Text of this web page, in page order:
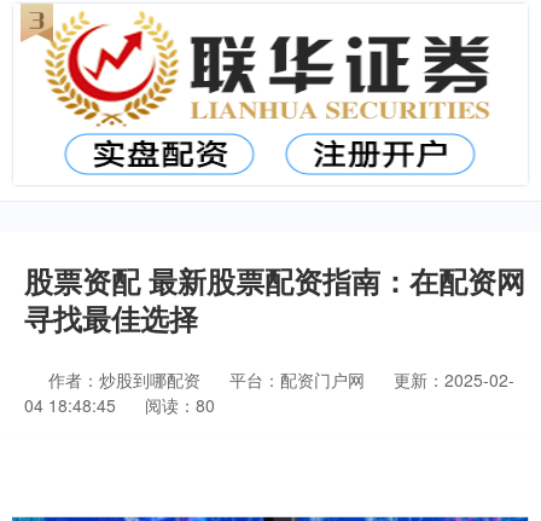
股票资配 最新股票配资指南：在配资网
寻找最佳选择
作者：炒股到哪配资 平台：配资门户网
更新：2025-02-
04 18:48:45
阅读：80